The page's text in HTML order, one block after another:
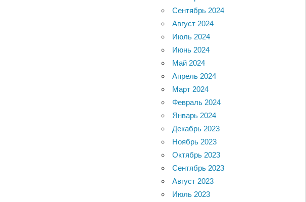
Сентябрь 2024
Август 2024
Июль 2024
Июнь 2024
Май 2024
Апрель 2024
Март 2024
Февраль 2024
Январь 2024
Декабрь 2023
Ноябрь 2023
Октябрь 2023
Сентябрь 2023
Август 2023
Июль 2023